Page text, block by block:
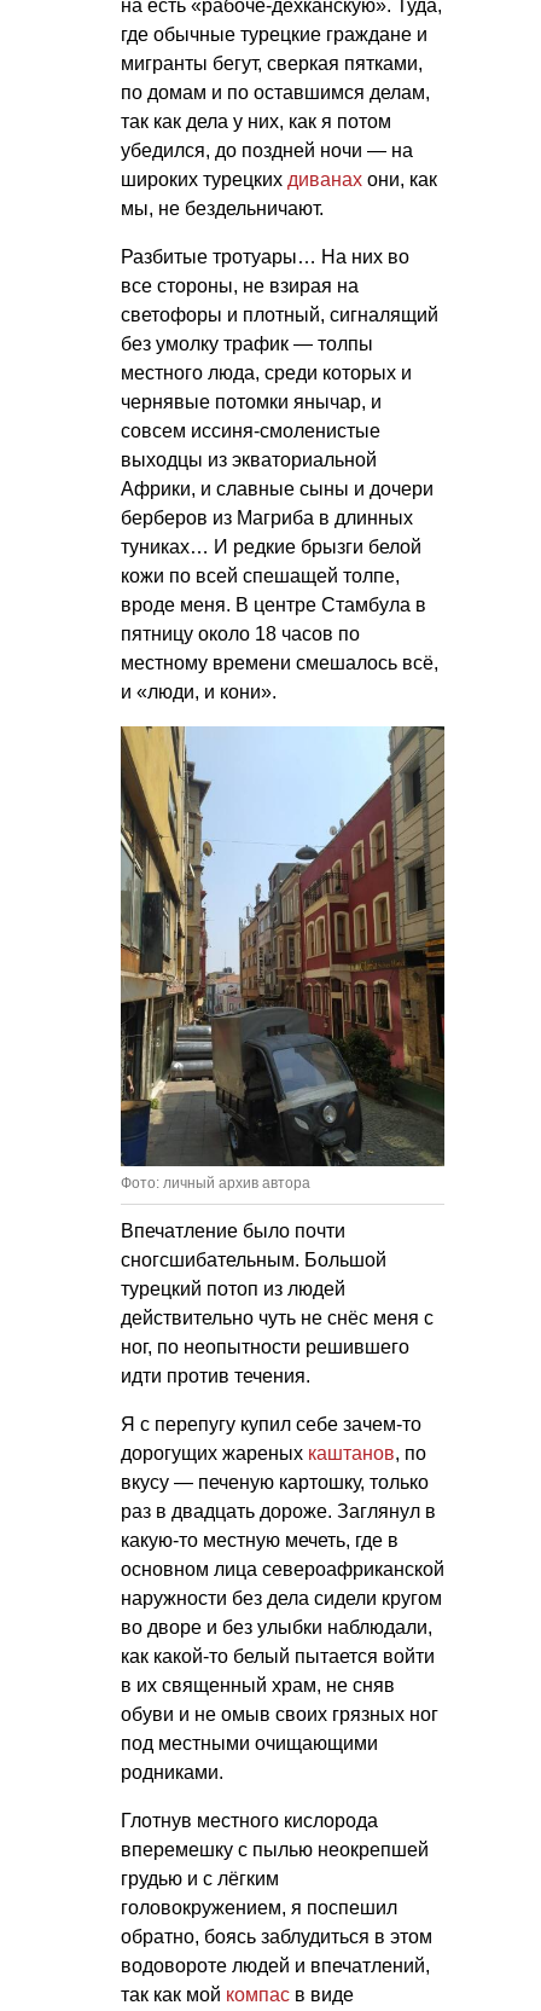
на есть «рабоче-дехканскую». Туда,
где обычные турецкие граждане и
мигранты бегут, сверкая пятками,
по домам и по оставшимся делам,
так как дела у них, как я потом
убедился, до поздней ночи — на
широких турецких диванах они, как
мы, не бездельничают.
Разбитые тротуары… На них во
все стороны, не взирая на
светофоры и плотный, сигналящий
без умолку трафик — толпы
местного люда, среди которых и
чернявые потомки янычар, и
совсем иссиня-смоленистые
выходцы из экваториальной
Африки, и славные сыны и дочери
берберов из Магриба в длинных
туниках… И редкие брызги белой
кожи по всей спешащей толпе,
вроде меня. В центре Стамбула в
пятницу около 18 часов по
местному времени смешалось всё,
и «люди, и кони».
Фото: личный архив автора
Впечатление было почти
сногсшибательным. Большой
турецкий потоп из людей
действительно чуть не снёс меня с
ног, по неопытности решившего
идти против течения.
Я с перепугу купил себе зачем-то
дорогущих жареных каштанов, по
вкусу — печеную картошку, только
раз в двадцать дороже. Заглянул в
какую-то местную мечеть, где в
основном лица североафриканской
наружности без дела сидели кругом
во дворе и без улыбки наблюдали,
как какой-то белый пытается войти
в их священный храм, не сняв
обуви и не омыв своих грязных ног
под местными очищающими
родниками.
Глотнув местного кислорода
вперемешку с пылью неокрепшей
грудью и с лёгким
головокружением, я поспешил
обратно, боясь заблудиться в этом
водовороте людей и впечатлений,
так как мой компас в виде